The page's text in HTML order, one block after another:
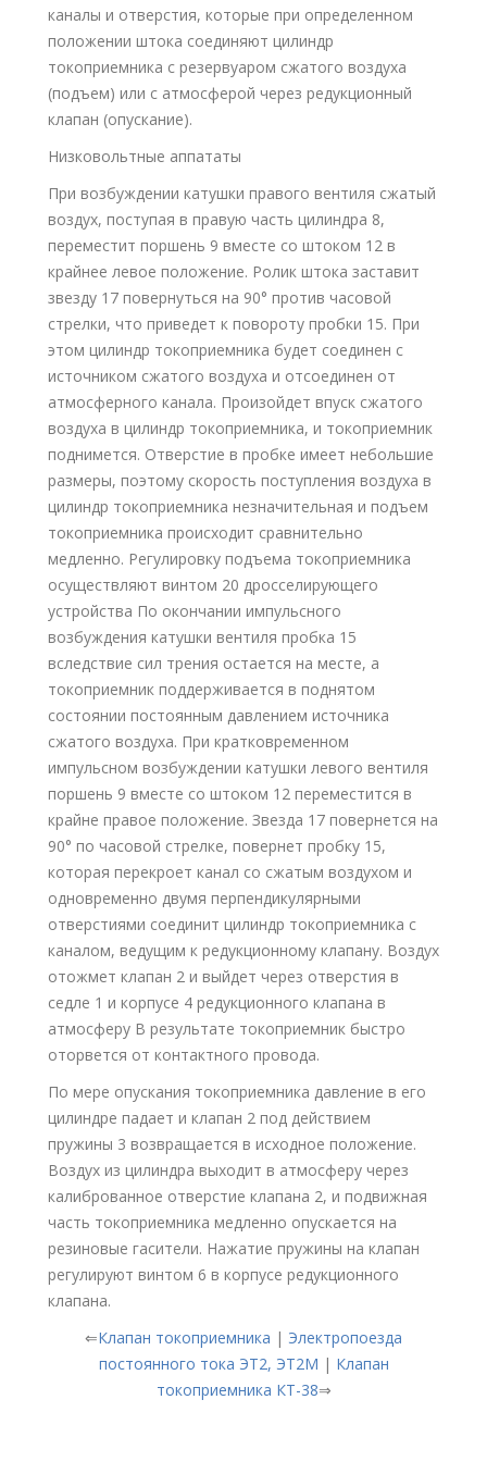
каналы и отверстия, которые при определенном
положении штока соединяют цилиндр
токоприемника с резервуаром сжатого воздуха
(подъем) или с атмосферой через редукционный
клапан (опускание).
Низковольтные аппататы
При возбуждении катушки правого вентиля сжатый
воздух, поступая в правую часть цилиндра 8,
переместит поршень 9 вместе со штоком 12 в
крайнее левое положение. Ролик штока заставит
звезду 17 повернуться на 90° против часовой
стрелки, что приведет к повороту пробки 15. При
этом цилиндр токоприемника будет соединен с
источником сжатого воздуха и отсоединен от
атмосферного канала. Произойдет впуск сжатого
воздуха в цилиндр токоприемника, и токоприемник
поднимется. Отверстие в пробке имеет небольшие
размеры, поэтому скорость поступления воздуха в
цилиндр токоприемника незначительная и подъем
токоприемника происходит сравнительно
медленно. Регулировку подъема токоприемника
осуществляют винтом 20 дросселирующего
устройства По окончании импульсного
возбуждения катушки вентиля пробка 15
вследствие сил трения остается на месте, а
токоприемник поддерживается в поднятом
состоянии постоянным давлением источника
сжатого воздуха. При кратковременном
импульсном возбуждении катушки левого вентиля
поршень 9 вместе со штоком 12 переместится в
крайне правое положение. Звезда 17 повернется на
90° по часовой стрелке, повернет пробку 15,
которая перекроет канал со сжатым воздухом и
одновременно двумя перпендикулярными
отверстиями соединит цилиндр токоприемника с
каналом, ведущим к редукционному клапану. Воздух
отожмет клапан 2 и выйдет через отверстия в
седле 1 и корпусе 4 редукционного клапана в
атмосферу В результате токоприемник быстро
оторвется от контактного провода.
По мере опускания токоприемника давление в его
цилиндре падает и клапан 2 под действием
пружины 3 возвращается в исходное положение.
Воздух из цилиндра выходит в атмосферу через
калиброванное отверстие клапана 2, и подвижная
часть токоприемника медленно опускается на
резиновые гасители. Нажатие пружины на клапан
регулируют винтом 6 в корпусе редукционного
клапана.
⇐Клапан токоприемника | Электропоезда
постоянного тока ЭТ2, ЭТ2М | Клапан
токоприемника КТ-38⇒